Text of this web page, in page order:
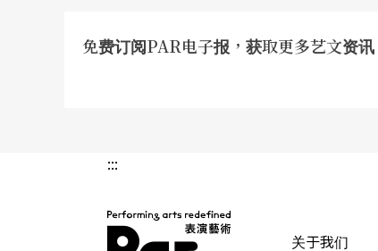
免费订阅PAR电子报，获取更多艺文资讯
:::
关于我们